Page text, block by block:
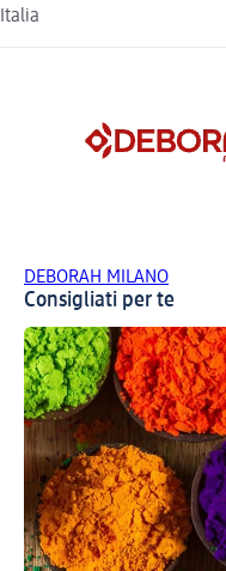
Italia
DEBORAH MILANO
Consigliati per te